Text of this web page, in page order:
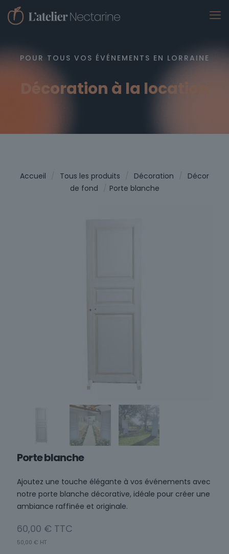
POUR TOUS VOS ÉVÉNEMENTS EN LORRAINE
Décoration à la location
Accueil Tous les produits Décoration
Décor
de fond
Porte blanche
Porte blanche
Ajoutez une touche élégante à vos événements avec
notre porte blanche décorative, idéale pour créer une
ambiance raffinée et originale.
60,00 €
50,00 € HT